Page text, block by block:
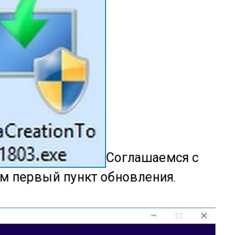
Соглашаемся с
первый пункт обновления.